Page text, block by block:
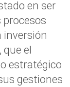
en ser
inversión
que el
estratégico
gestiones